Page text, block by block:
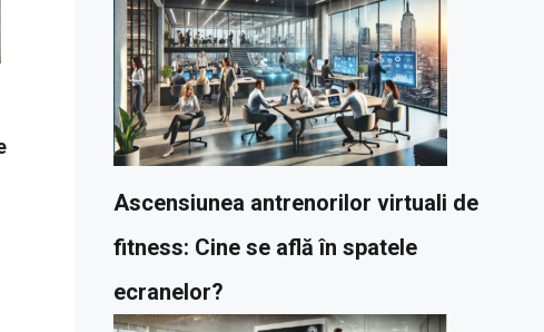
Ascensiunea antrenorilor virtuali de
fitness: Cine se află în spatele
ecranelor?